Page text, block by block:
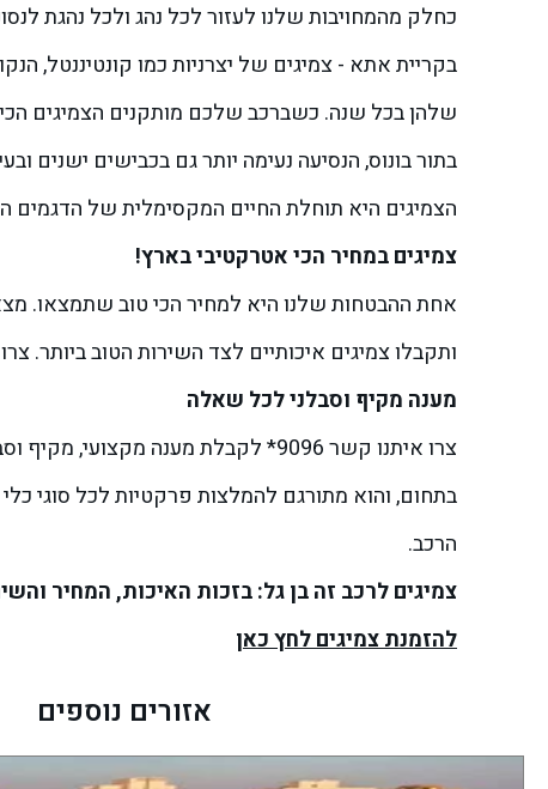
כחלק מהמחויבות שלנו לעזור לכל נהג ולכל נהגת
בקריית אתא - צמיגים של יצרניות כמו קונטיננטל,
שלהן בכל שנה. כשברכב שלכם מותקנים הצמיגים
בתור בונוס, הנסיעה נעימה יותר גם בכבישים ישנים
הצמיגים היא תוחלת החיים המקסימלית של הדגמים
צמיגים במחיר הכי אטרקטיבי בארץ!
אחת ההבטחות שלנו היא למחיר הכי טוב שתמצאו.
ותקבלו צמיגים איכותיים לצד השירות הטוב ביותר. צרו איתנו קשר
מענה מקיף וסבלני לכל שאלה
צרו איתנו קשר 9096* לקבלת מענה
בתחום, והוא מתורגם להמלצות פרקטיות לכל סוגי
הרכב.
צמיגים לרכב זה בן גל: בזכות האיכות, המחיר
להזמנת צמיגים לחץ כאן
אזורים נוספים